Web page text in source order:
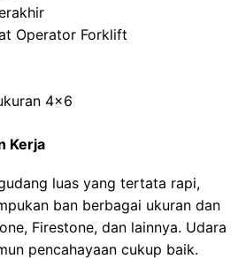
Operator Forklift
4×6
Kerja
luas yang tertata rapi,
ban berbagai ukuran dan
Firestone, dan lainnya. Udara
pencahayaan cukup baik.